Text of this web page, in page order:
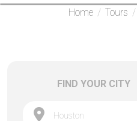
Home / Tours /
FIND YOUR CITY
Houston